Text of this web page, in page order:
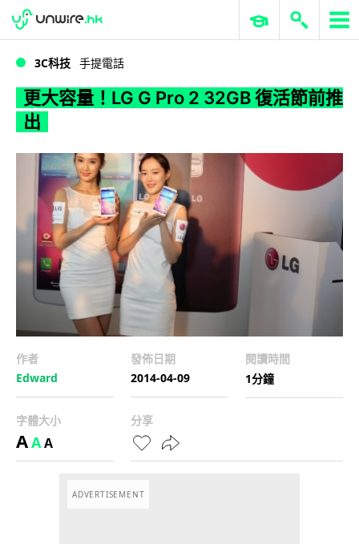
更大容量！LG G Pro 2 32GB 復活節前推出
WWDC 2026 ERP 與商業 AI
3C科技 手提電話
更大容量！LG G Pro 2 32GB 復活節前推
出
作者
Edward
發佈日期
2014-04-09
閱讀時間
1分鐘
字體大小
AAA
分享
ADVERTISEMENT